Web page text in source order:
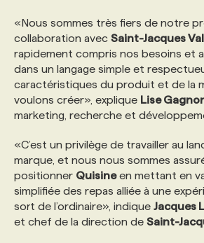
ANNONCEZ AVEC NOUS
«Nous sommes très fiers de notre
collaboration avec Saint-Jacques
rapidement compris nos besoins et
dans un langage simple et
caractéristiques du produit et de la
voulons créer», explique Lise
marketing, recherche et
«C’est un privilège de travailler au
marque, et nous nous sommes
positionner Quisineen mettant en
simplifiée des repas alliée à une
sort de l’ordinaire», indique Jacques
et chef de la direction de Saint-